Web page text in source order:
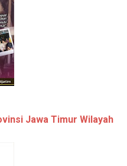
Jawa Timur Wilayah